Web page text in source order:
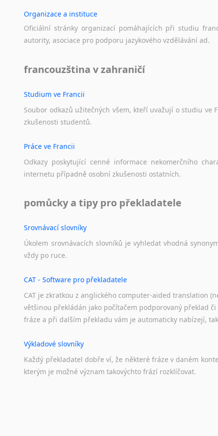
Organizace a instituce
Oficiální stránky organizací pomáhajících při studiu
autority, asociace pro podporu jazykového vzdělávání ad.
francouzština v zahraničí
Studium ve Francii
Soubor odkazů užitečných všem, kteří uvažují o studiu ve
zkušenosti studentů.
Práce ve Francii
Odkazy poskytující cenné informace nekomerčního
internetu případně osobní zkušenosti ostatních.
pomůcky a tipy pro překladatele
Srovnávací slovníky
Úkolem srovnávacích slovníků je vyhledat vhodná
vždy po ruce.
CAT - Software pro překladatele
CAT je zkratkou z anglického computer-aided translation
většinou překládán jako počítačem podporovaný překlad
fráze a při dalším překladu vám je automaticky nabízejí,
Výkladové slovníky
Každý překladatel dobře ví, že některé fráze v daném
kterým je možné význam takovýchto frází rozklíčovat.